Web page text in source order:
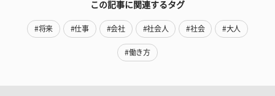
この記事に関連するタグ
#将来 #仕事 #会社 #社会人 #社会 #大人
#働き方